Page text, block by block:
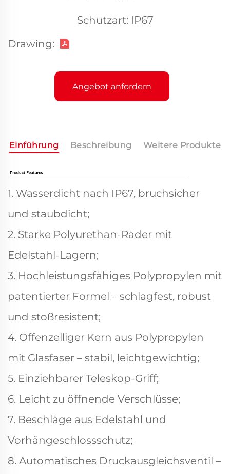
Schutzart: IP67
Drawing:
Angebot anfordern
Einführung Beschreibung Weitere Produkte
1. Wasserdicht nach IP67, bruchsicher
und staubdicht;
2. Starke Polyurethan-Räder mit
Edelstahl-Lagern;
3. Hochleistungsfähiges Polypropylen mit
patentierter Formel – schlagfest, robust
und stoßresistent;
4. Offenzelliger Kern aus Polypropylen
mit Glasfaser – stabil, leichtgewichtig;
5. Einziehbarer Teleskop-Griff;
6. Leicht zu öffnende Verschlüsse;
7. Beschläge aus Edelstahl und
Vorhängeschlossschutz;
8. Automatisches Druckausgleichsventil –